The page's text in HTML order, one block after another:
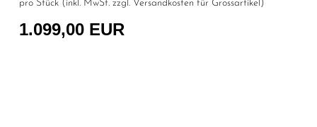
pro Stück (inkl. MwSt. zzgl. Versandkosten für Grossartikel )
1.099,00 EUR